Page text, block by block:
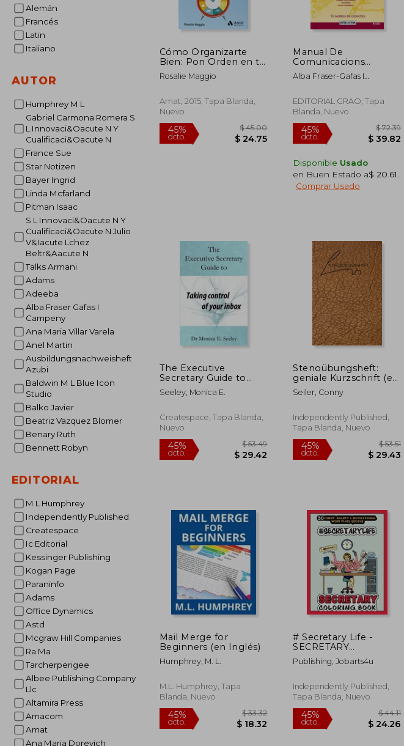
Alemán
Francés
Latin
Italiano
AUTOR
Humphrey M L
Gabriel Carmona Romera S
L Innovaci&Oacute N Y
Cualificaci&Oacute N
France Sue
Star Notizen
Bayer Ingrid
Linda Mcfarland
Pitman Isaac
S L Innovaci&Oacute N Y
Cualificaci&Oacute N Julio
V&Iacute Lchez
Beltr&Aacute N
Talks Armani
Adams
Adeeba
Alba Fraser Gafas I
Campeny
Ana Maria Villar Varela
Anel Martin
Ausbildungsnachweisheft
Azubi
Baldwin M L Blue Icon
Studio
Balko Javier
Beatriz Vazquez Blomer
Benary Ruth
Bennett Robyn
EDITORIAL
M L Humphrey
Independently Published
Createspace
Ic Editorial
Kessinger Publishing
Kogan Page
Paraninfo
Adams
Office Dynamics
Astd
Mcgraw Hill Companies
Ra Ma
Tarcherperigee
Albee Publishing Company
Llc
Altamira Press
Amacom
Amat
Ana Maria Dorevich
Cómo Organizarte
Bien: Pon Orden en tu
Vida Personal, Laboral
y Familiar
Rosalie Maggio
Amat, 2015, Tapa Blanda,
Nuevo
$ 45.00
$ 24.75
Manual De
Comunicacions
Escrites A L'Empresa:
CC1 (Interactiva -
Alba Fraser-Gafas I
EDITORIAL GRAO, Tapa
Blanda, Nuevo
45%
dcto.
Disponible Usado
en Buen Estado a$ 20.61
Comprar Usado
The Executive
Secretary Guide to
Taking Control of Your
Inbox (en Inglés)
Seeley, Monica E.
Createspace, Tapa Blanda,
Nuevo
45%
dcto.
Stenoübungsheft:
geniale Kurzschrift (en
Alemán)
Seiler, Conny
Independently Published,
Tapa Blanda, Nuevo
45%
dcto.
Mail Merge for
Beginners (en Inglés)
Humphrey, M. L.
M.L. Humphrey, Tapa
Blanda, Nuevo
# Secretary Life -
SECRETARY
COLORING BOOK:
More than 30 Funny,
Workplace Quotes
inside this Adult
Secretaries (en Inglés)
Publishing, Jobarts4u
Independently Published,
Tapa Blanda, Nuevo